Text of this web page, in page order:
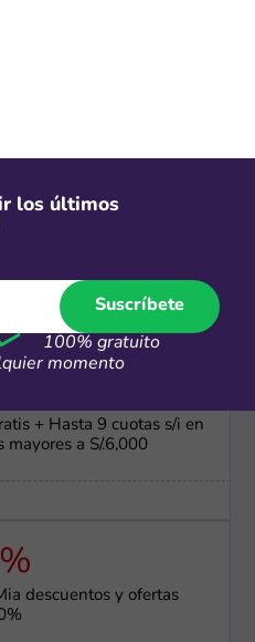
Interbank: Hasta 36 cuotas
+ Hasta 9 cuotas s/i en
mayores a S/.6,000
descuentos y ofertas
los últimos
Suscríbete
100% gratuito
momento